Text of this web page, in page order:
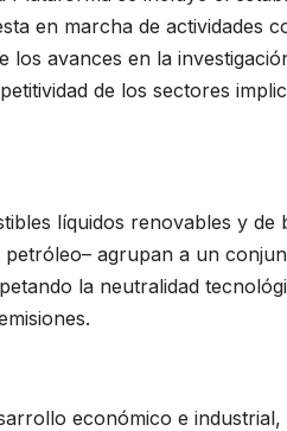
en marcha de actividades
los avances en la
de los sectores
líquidos renovables y
petróleo– agrupan a un
la neutralidad
económico e